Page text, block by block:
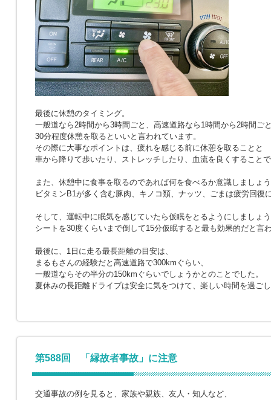
最後に休憩のタイミング。
一般道なら2時間から3時間ごと、高速道路なら1時間から2時間ご
30分程度休憩を取るといいと言われています。
その際に大事なポイントは、疲れを感じる前に休憩を取ることと
車から降りて歩いたり、ストレッチしたり、血流を良くすること
また、休憩中に食事を取るのであれば何を食べるか意識しましょ
ビタミンB1が多く含む豚肉、キノコ類、ナッツ、ごまは疲労回復
そして、運転中に眠気を感じていたら仮眠をとるようにしましょ
シートを30度くらいまで倒して15分仮眠すると最も効果的だと言
最後に、1日に走る最長距離の目安は、
まるもさんの経験だと高速道路で300kmぐらい、
一般道ならその半分の150kmぐらいでしょうかとのことでした。
夏休みの長距離ドライブは安全に気をつけて、楽しい時間を過ご
第588回 「縁故者事故」に注意
交通事故の例を見ると、家族や親族、友人・知人など、